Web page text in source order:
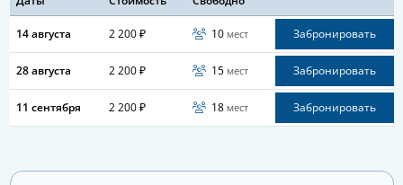
14 августа 2 200 ₽ 10 мест Забронировать
28 августа 2 200 ₽ 15 мест Забронировать
11 сентября 2 200 ₽ 18 мест Забронировать